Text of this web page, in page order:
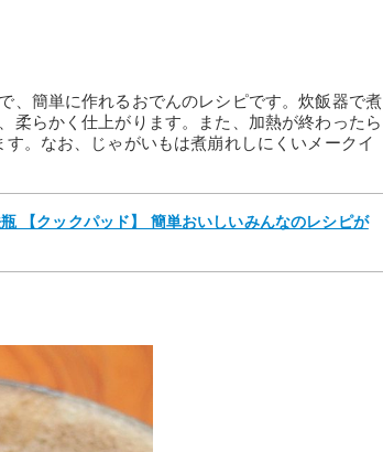
、簡単に作れるおでんのレシピです。炊飯器で煮
柔らかく仕上がります。また、加熱が終わったら
。なお、じゃがいもは煮崩れしにくいメークイ
【クックパッド】 簡単おいしいみんなのレシピが